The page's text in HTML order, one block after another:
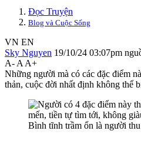
Đọc Truyện
Blog và Cuộc Sống
VN EN
Sky Nguyen 19/10/24 03:07pm
A- A A+
Những người mà có các đặc điểm
thản, cuộc đời nhất định không thể
Bình tĩnh trầm ổn là người